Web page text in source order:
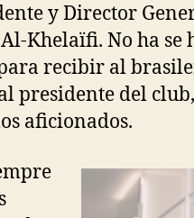
y Director
Khelaïfi. No ha se
recibir al
presidente del
aficionados.